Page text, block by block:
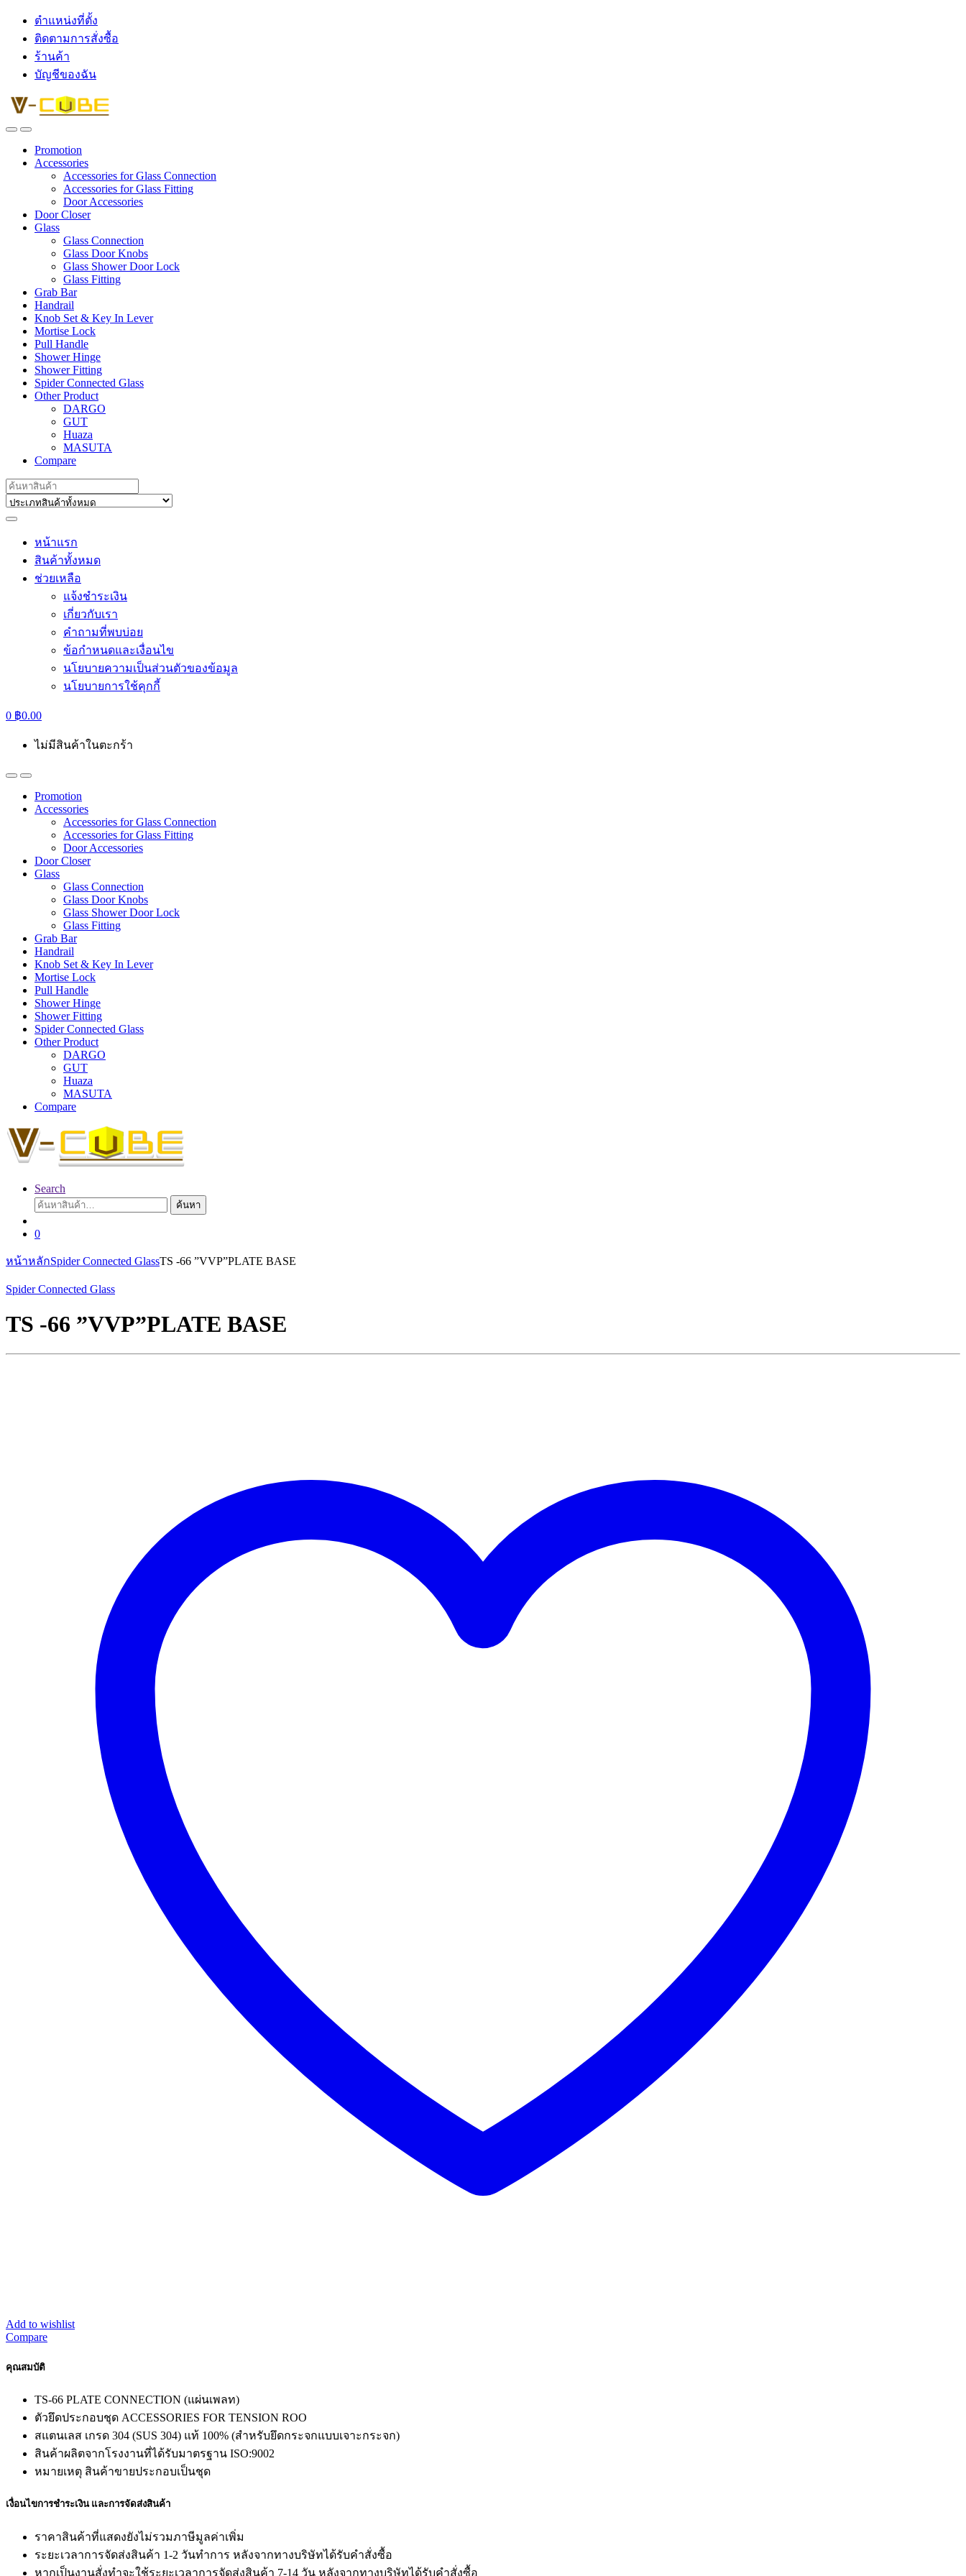
ตำแหน่งที่ตั้ง
ติดตามการสั่งซื้อ
ร้านค้า
บัญชีของฉัน
Promotion
Accessories
Accessories for Glass Connection
Accessories for Glass Fitting
Door Accessories
Door Closer
Glass
Glass Connection
Glass Door Knobs
Glass Shower Door Lock
Glass Fitting
Grab Bar
Handrail
Knob Set & Key In Lever
Mortise Lock
Pull Handle
Shower Hinge
Shower Fitting
Spider Connected Glass
Other Product
DARGO
GUT
Huaza
MASUTA
Compare
Search
for:
หน้าแรก
สินค้าทั้งหมด
ช่วยเหลือ
แจ้งชำระเงิน
เกี่ยวกับเรา
คำถามที่พบบ่อย
ข้อกำหนดและเงื่อนไข
นโยบายความเป็นส่วนตัวของข้อมูล
นโยบายการใช้คุกกี้
0 ฿0.00
ไม่มีสินค้าในตะกร้า
Promotion
Accessories
Accessories for Glass Connection
Accessories for Glass Fitting
Door Accessories
Door Closer
Glass
Glass Connection
Glass Door Knobs
Glass Shower Door Lock
Glass Fitting
Grab Bar
Handrail
Knob Set & Key In Lever
Mortise Lock
Pull Handle
Shower Hinge
Shower Fitting
Spider Connected Glass
Other Product
DARGO
GUT
Huaza
MASUTA
Compare
Search
ค้นหา:
ค้นหา
0
หน้าหลักSpider Connected GlassTS -66 ”VVP”PLATE BASE
Spider Connected Glass
TS -66 ”VVP”PLATE BASE
Add to wishlist
Compare
คุณสมบัติ
TS-66 PLATE CONNECTION (แผ่นเพลท)
ตัวยึดประกอบชุด ACCESSORIES FOR TENSION ROO
สแตนเลส เกรด 304 (SUS 304) แท้ 100% (สำหรับยึดกระจกแบบเจาะกระจก)
สินค้าผลิตจากโรงงานที่ได้รับมาตรฐาน ISO:9002
หมายเหตุ สินค้าขายประกอบเป็นชุด
เงื่อนไขการชำระเงิน และการจัดส่งสินค้า
ราคาสินค้าที่แสดงยังไม่รวมภาษีมูลค่าเพิ่ม
ระยะเวลาการจัดส่งสินค้า 1-2 วันทำการ หลังจากทางบริษัทได้รับคำสั่งซื้อ
หากเป็นงานสั่งทำจะใช้ระยะเวลาการจัดส่งสินค้า 7-14 วัน หลังจากทางบริษัทได้รับคำสั่งซื้อ